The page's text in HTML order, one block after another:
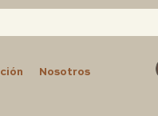
Nosotros